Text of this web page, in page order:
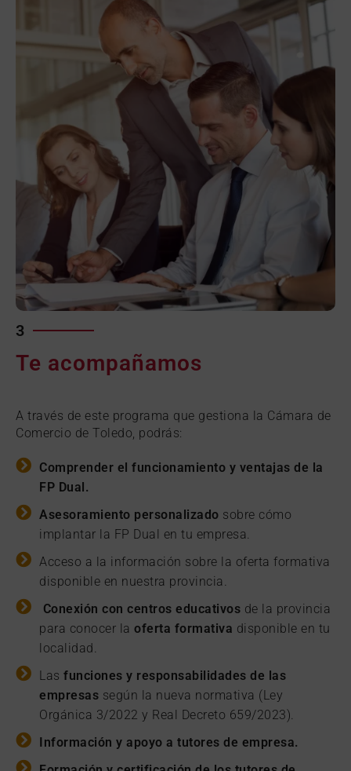
3
Te acompañamos
A través de este programa que gestiona la Cámara de
Comercio de Toledo, podrás:
Comprender el funcionamiento y ventajas de la
FP Dual.
Asesoramiento personalizado sobre cómo
implantar la FP Dual en tu empresa.
Acceso a la información sobre la oferta formativa
disponible en nuestra provincia.
Conexión con centros educativos de la provincia
para conocer la oferta formativa disponible en tu
localidad.
Las funciones y responsabilidades de las
empresas según la nueva normativa (Ley
Orgánica 3/2022 y Real Decreto 659/2023).
Información y apoyo a tutores de empresa.